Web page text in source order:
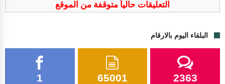
التعليقات حالياً متوقفة من الموقع
البلقاء اليوم بالارقام
1 65001 2363